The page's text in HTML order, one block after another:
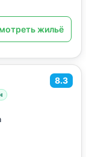
жильё
8.3